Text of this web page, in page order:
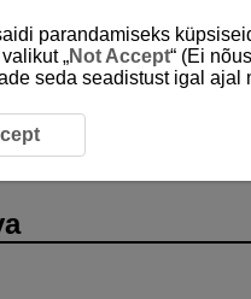
parandamiseks
„Not Accept“ (Ei
seda seadistust igal ajal